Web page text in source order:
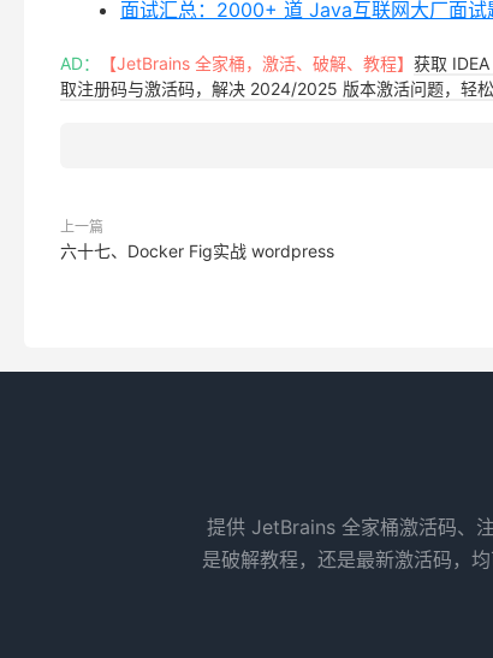
面试汇总：2000+ 道 Java互联网大厂面试
AD： 【JetBrains 全家桶，激活、破解、教程】 获取
取注册码与激活码，解决 2024/2025 版本激活问题，轻
上一篇
六十七、Docker Fig实战 wordpress
提供 JetBrains 全家桶激活码、
是破解教程，还是最新激活码，